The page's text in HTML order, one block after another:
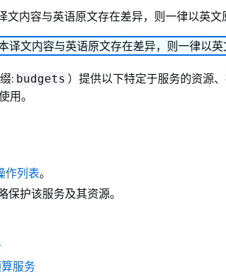
内容与英语原文存在差异，则一律以英文
译文内容与英语原文存在差异，则一律以英
: budgets ）提供以下特定于服务的资源
用。
作列表。
保护该服务及其资源。
服务